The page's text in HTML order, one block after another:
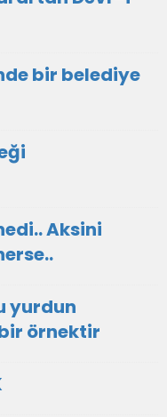
bir belediye
Aksini
yurdun
örnektir